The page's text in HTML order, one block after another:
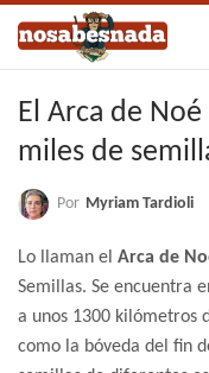
El Arca de
miles de
Por Myriam Tardioli
Lo llaman el Arca de
Semillas. Se encuentra
a unos 1300 kilómetros
como la bóveda del fin